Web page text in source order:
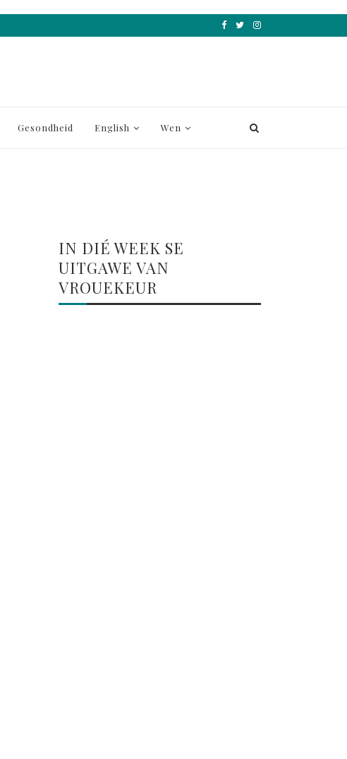
Gesondheid English Wen
IN DIÉ WEEK SE
UITGAWE VAN
VROUEKEUR